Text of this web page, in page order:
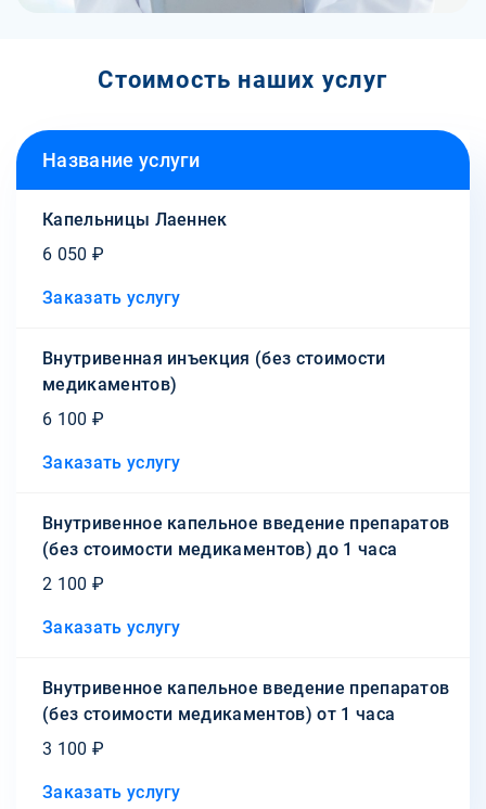
Стоимость наших услуг
Название услуги
Капельницы Лаеннек
6 050 ₽
Заказать услугу
Внутривенная инъекция (без стоимости
медикаментов)
6 100 ₽
Заказать услугу
Внутривенное капельное введение препаратов
(без стоимости медикаментов) до 1 часа
2 100 ₽
Заказать услугу
Внутривенное капельное введение препаратов
(без стоимости медикаментов) от 1 часа
3 100 ₽
Заказать услугу